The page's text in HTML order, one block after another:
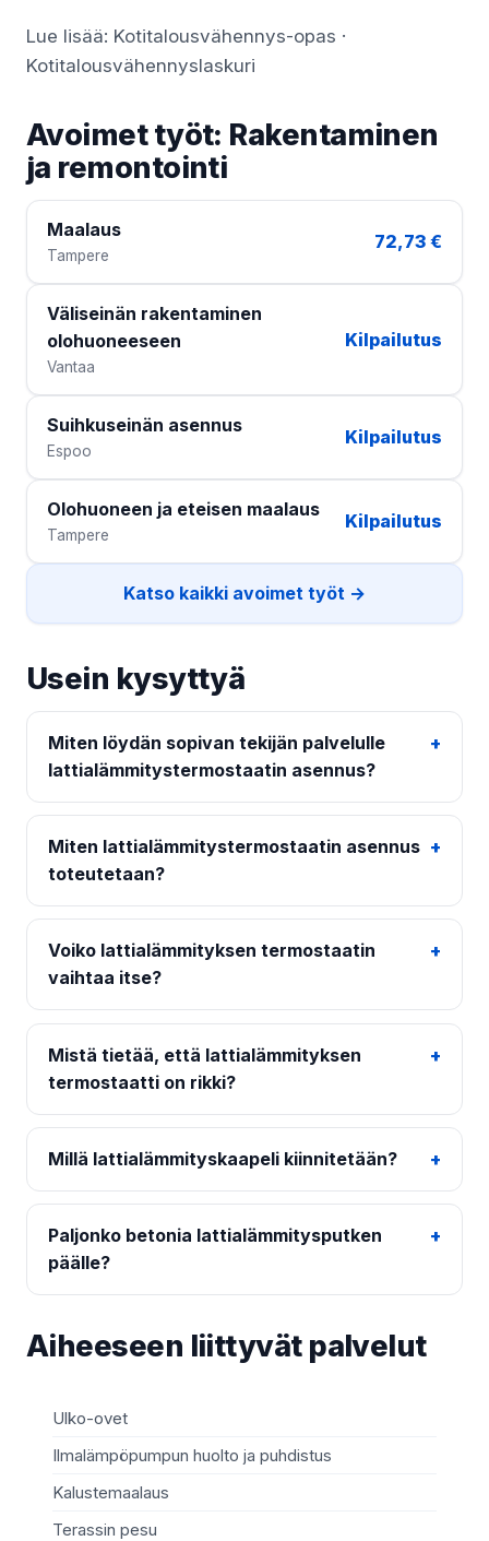
Lue lisää: Kotitalousvähennys-opas ·
Kotitalousvähennyslaskuri
Avoimet työt: Rakentaminen
ja remontointi
Maalaus
Tampere
72,73 €
Väliseinän rakentaminen
olohuoneeseen
Vantaa
Kilpailutus
Suihkuseinän asennus
Espoo
Kilpailutus
Olohuoneen ja eteisen maalaus
Tampere
Kilpailutus
Katso kaikki avoimet työt →
Usein kysyttyä
Miten löydän sopivan tekijän palvelulle
lattialämmitystermostaatin asennus?
Miten lattialämmitystermostaatin asennus
toteutetaan?
Voiko lattialämmityksen termostaatin
vaihtaa itse?
Mistä tietää, että lattialämmityksen
termostaatti on rikki?
Millä lattialämmityskaapeli kiinnitetään?
Paljonko betonia lattialämmitysputken
päälle?
Aiheeseen liittyvät palvelut
Ulko-ovet
Ilmalämpöpumpun huolto ja puhdistus
Kalustemaalaus
Terassin pesu